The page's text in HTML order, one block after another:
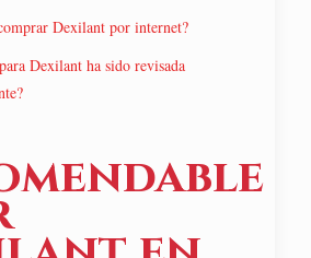
Dexilant por internet?
Dexilant ha sido revisada